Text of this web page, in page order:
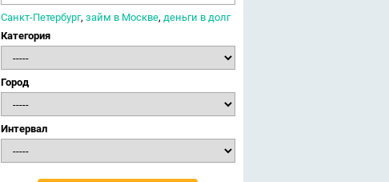
Санкт-Петербург, займ в Москве, деньги в долг
Категория
Город
Интервал